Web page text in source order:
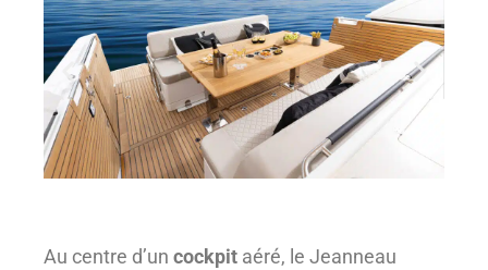
Au centre d’un cockpit aéré, le Jeanneau